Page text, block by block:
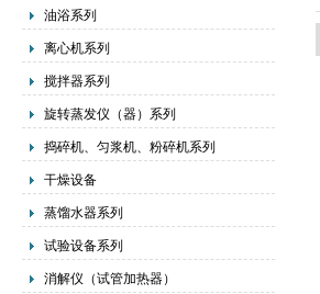
油浴系列
离心机系列
搅拌器系列
旋转蒸发仪（器）系列
捣碎机、匀浆机、粉碎机系列
干燥设备
蒸馏水器系列
试验设备系列
消解仪（试管加热器）